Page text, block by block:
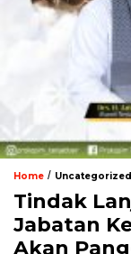
Home / Uncategorized
Tindak
Jabatan
Akan